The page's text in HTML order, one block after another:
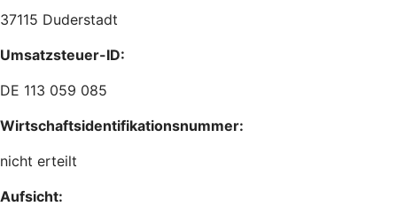
37115 Duderstadt
Umsatzsteuer-ID:
DE 113 059 085
Wirtschaftsidentifikationsnummer:
nicht erteilt
Aufsicht: